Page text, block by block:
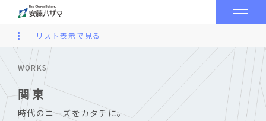
WORKS
関東
時代のニーズをカタチに。
リスト表示で見る